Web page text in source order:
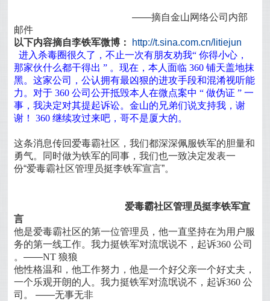
——摘自金山网络公司内部
邮件
以下内容摘自李铁军微博：
http://t.sina.com.cn/litiejun
进入杀毒圈很久了，不止一次有朋友劝我“ 你得小心，
那家伙什么都干得出 ” 。现在，本人面临 360 铺天盖地抹
黑。这家公司，公认拥有最凶狠的进攻手段和混淆视听能
力。对于 360 公司公开抵毁本人在微点案中 “ 做伪证 ” 一
事，我决定对其提起诉讼。金山的兄弟们说支持我，谢
谢！
360 继续攻过来吧，哥不是厦大的。
这条消息传回爱毒霸社区，我们都深深佩服铁军的胆量和
勇气。同时做为铁军的同事，我们也一致决定发表一
份“爱毒霸社区管理员挺李铁军宣言”。
爱毒霸社区管理员挺李铁军宣
言
他是爱毒霸社区的第一位管理员，他一直坚持在为用户服
务的第一线工作。我力挺铁军对流氓说不，起诉360 公司
。——NT 狼狼
他性格温和，他工作努力，他是一个好父亲一个好丈夫，
一个乐观开朗的人。我力挺铁军对流氓说不，起诉360 公
司。
——无事无非